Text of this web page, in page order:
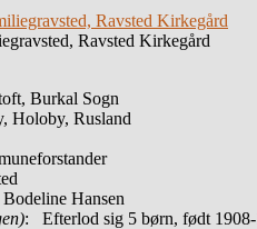
Ravsted Kirkegård
Burkal Sogn
Holoby, Rusland
Hansen
: Efterlod sig 5 børn, født